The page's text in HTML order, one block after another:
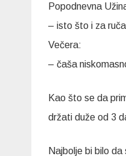
Popodnevna
– isto što i za
Večera:
– čaša
Kao što se da
držati duže od 3
Najbolje bi bilo